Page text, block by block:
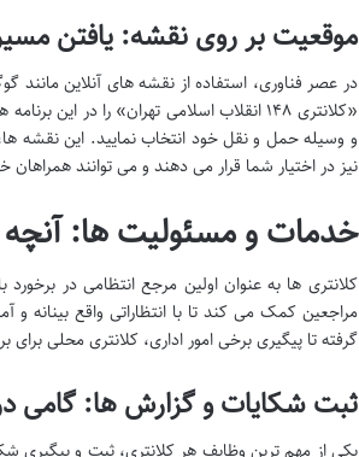
موقعیت بر روی نقشه: یافتن
در عصر فناوری، استفاده از نقشه های آنلاین
«کلانتری ۱۴۸ انقلاب اسلامی تهران» را
و وسیله حمل و نقل خود انتخاب نمایید. این نقشه
نیز در اختیار شما قرار می دهند و می توانند
خدمات و مسئولیت ها: آنچه در کلانتری ۱۴۸
کلانتری ها به عنوان اولین مرجع انتظامی در
گرفته تا پیگیری برخی امور اداری، کلانتری محلی
ثبت شکایات و گزارش ها: گامی